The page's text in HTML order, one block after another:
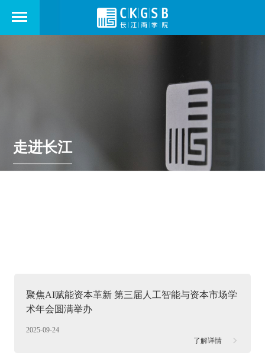
走进长江
聚焦AI赋能资本革新 第三届人工智能与资本市场学
术年会圆满举办
2025-09-24
了解详情